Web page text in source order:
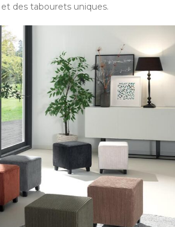
des tabourets uniques.